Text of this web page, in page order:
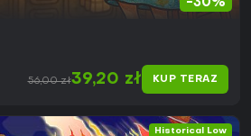
-30%
56,00 zł39,20 zł KUP TERAZ
Historical Low